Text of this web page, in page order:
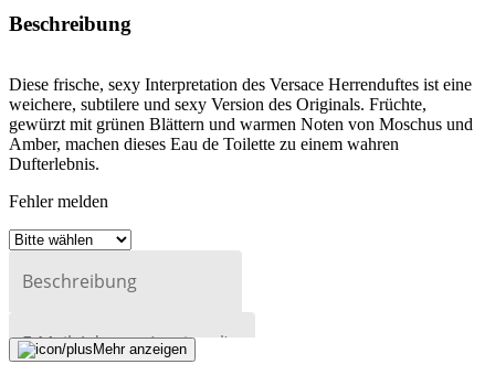
Beschreibung
Diese frische, sexy Interpretation des Versace Herrenduftes ist eine
weichere, subtilere und sexy Version des Originals. Früchte,
gewürzt mit grünen Blättern und warmen Noten von Moschus und
Amber, machen dieses Eau de Toilette zu einem wahren
Dufterlebnis.
Fehler melden
Beschreibung
E-Mail-Adresse (optional)
Mehr anzeigen